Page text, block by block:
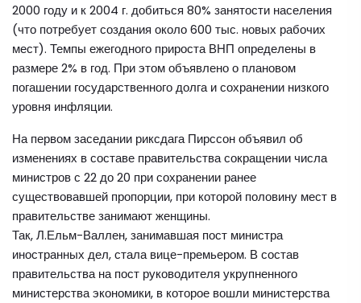
2000 году и к 2004 г. добиться 80% занятости населения
(что потребует создания около 600 тыс. новых рабочих
мест). Темпы ежегодного прироста ВНП определены в
размере 2% в год. При этом объявлено о плановом
погашении государственного долга и сохранении низкого
уровня инфляции.
На первом заседании риксдага Пирссон объявил об
изменениях в составе правительства сокращении числа
министров с 22 до 20 при сохранении ранее
существовавшей пропорции, при которой половину мест в
правительстве занимают женщины.
Так, Л.Ельм-Валлен, занимавшая пост министра
иностранных дел, стала вице-премьером. В состав
правительства на пост руководителя укрупненного
министерства экономики, в которое вошли министерства